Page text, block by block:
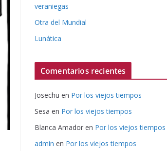
veraniegas
Otra del Mundial
Lunática
Comentarios recientes
Josechu en Por los viejos tiempos
Sesa en Por los viejos tiempos
Blanca Amador en Por los viejos tiempos
admin en Por los viejos tiempos